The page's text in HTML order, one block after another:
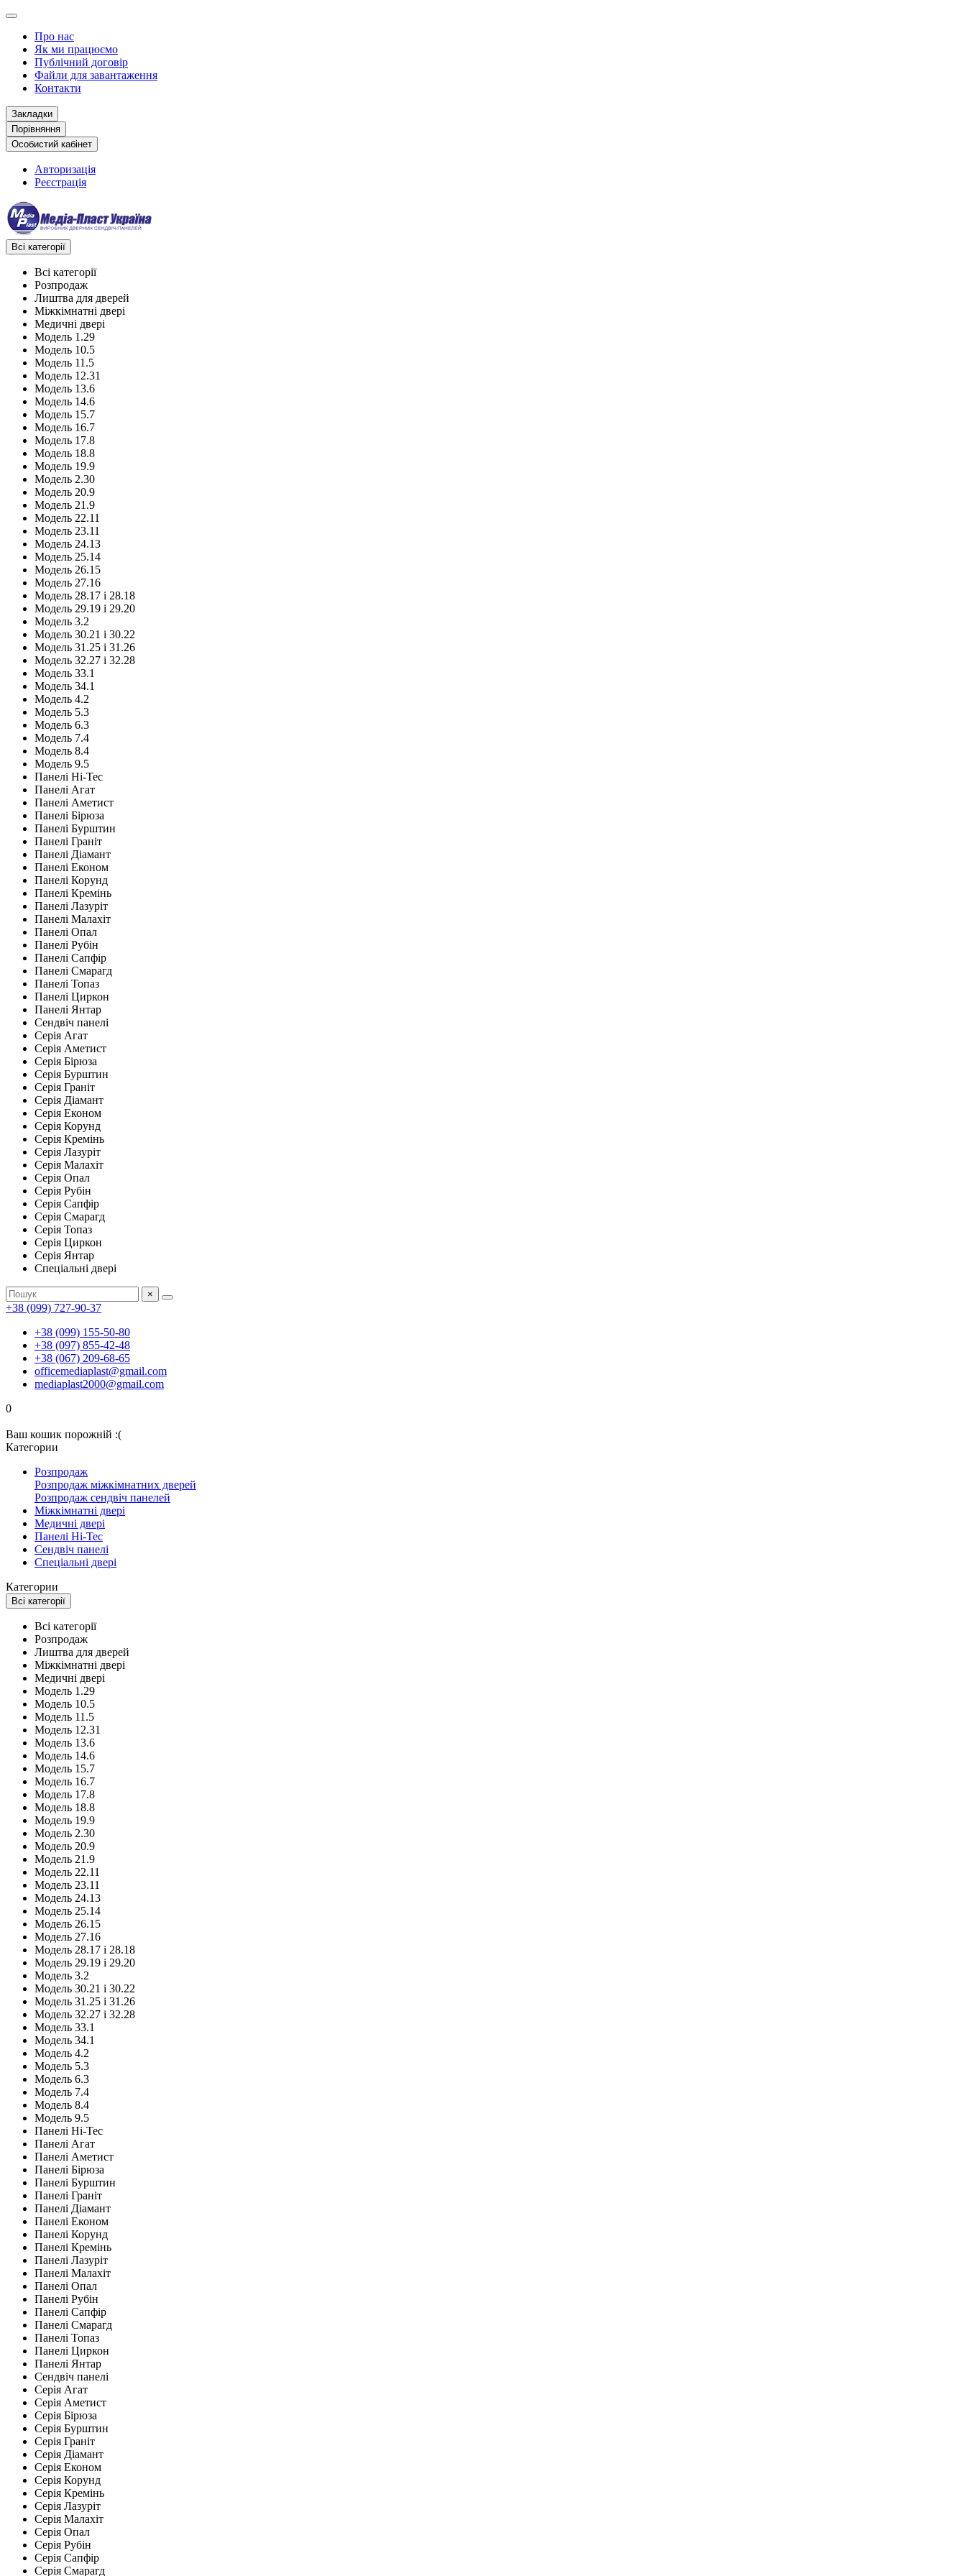
Про нас
Як ми працюємо
Публічний договір
Файли для завантаження
Контакти
Закладки
Порівняння
Особистий кабінет
Авторизація
Реєстрація
Всі категорії
Всі категорії
Розпродаж
Лиштва для дверей
Міжкімнатні двері
Медичні двері
Модель 1.29
Модель 10.5
Модель 11.5
Модель 12.31
Модель 13.6
Модель 14.6
Модель 15.7
Модель 16.7
Модель 17.8
Модель 18.8
Модель 19.9
Модель 2.30
Модель 20.9
Модель 21.9
Модель 22.11
Модель 23.11
Модель 24.13
Модель 25.14
Модель 26.15
Модель 27.16
Модель 28.17 і 28.18
Модель 29.19 і 29.20
Модель 3.2
Модель 30.21 і 30.22
Модель 31.25 і 31.26
Модель 32.27 і 32.28
Модель 33.1
Модель 34.1
Модель 4.2
Модель 5.3
Модель 6.3
Модель 7.4
Модель 8.4
Модель 9.5
Панелі Hi-Tec
Панелі Агат
Панелі Аметист
Панелі Бірюза
Панелі Бурштин
Панелі Граніт
Панелі Діамант
Панелі Економ
Панелі Корунд
Панелі Кремінь
Панелі Лазуріт
Панелі Малахіт
Панелі Опал
Панелі Рубін
Панелі Сапфір
Панелі Смарагд
Панелі Топаз
Панелі Циркон
Панелі Янтар
Сендвіч панелі
Серія Агат
Серія Аметист
Серія Бірюза
Серія Бурштин
Серія Граніт
Серія Діамант
Серія Економ
Серія Корунд
Серія Кремінь
Серія Лазуріт
Серія Малахіт
Серія Опал
Серія Рубін
Серія Сапфір
Серія Смарагд
Серія Топаз
Серія Циркон
Серія Янтар
Спеціальні двері
×
+38 (099) 727-90-37
+38 (099) 155-50-80
+38 (097) 855-42-48
+38 (067) 209-68-65
officemediaplast@gmail.com
mediaplast2000@gmail.com
0
Ваш кошик порожній :(
Категории
Розпродаж
Розпродаж міжкімнатних дверей
Розпродаж сендвіч панелей
Міжкімнатні двері
Медичні двері
Панелі Hi-Tec
Сендвіч панелі
Спеціальні двері
Категории
Всі категорії
Всі категорії
Розпродаж
Лиштва для дверей
Міжкімнатні двері
Медичні двері
Модель 1.29
Модель 10.5
Модель 11.5
Модель 12.31
Модель 13.6
Модель 14.6
Модель 15.7
Модель 16.7
Модель 17.8
Модель 18.8
Модель 19.9
Модель 2.30
Модель 20.9
Модель 21.9
Модель 22.11
Модель 23.11
Модель 24.13
Модель 25.14
Модель 26.15
Модель 27.16
Модель 28.17 і 28.18
Модель 29.19 і 29.20
Модель 3.2
Модель 30.21 і 30.22
Модель 31.25 і 31.26
Модель 32.27 і 32.28
Модель 33.1
Модель 34.1
Модель 4.2
Модель 5.3
Модель 6.3
Модель 7.4
Модель 8.4
Модель 9.5
Панелі Hi-Tec
Панелі Агат
Панелі Аметист
Панелі Бірюза
Панелі Бурштин
Панелі Граніт
Панелі Діамант
Панелі Економ
Панелі Корунд
Панелі Кремінь
Панелі Лазуріт
Панелі Малахіт
Панелі Опал
Панелі Рубін
Панелі Сапфір
Панелі Смарагд
Панелі Топаз
Панелі Циркон
Панелі Янтар
Сендвіч панелі
Серія Агат
Серія Аметист
Серія Бірюза
Серія Бурштин
Серія Граніт
Серія Діамант
Серія Економ
Серія Корунд
Серія Кремінь
Серія Лазуріт
Серія Малахіт
Серія Опал
Серія Рубін
Серія Сапфір
Серія Смарагд